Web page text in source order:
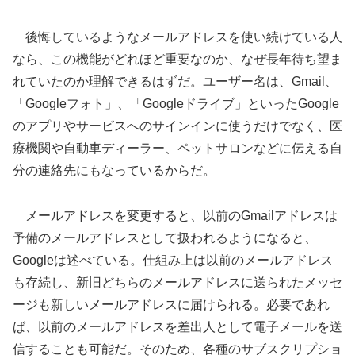
後悔しているようなメールアドレスを使い続けている人
なら、この機能がどれほど重要なのか、なぜ長年待ち望ま
れていたのか理解できるはずだ。ユーザー名は、Gmail、
「Googleフォト」、「Googleドライブ」といったGoogle
のアプリやサービスへのサインインに使うだけでなく、医
療機関や自動車ディーラー、ペットサロンなどに伝える自
分の連絡先にもなっているからだ。
メールアドレスを変更すると、以前のGmailアドレスは
予備のメールアドレスとして扱われるようになると、
Googleは述べている。仕組み上は以前のメールアドレス
も存続し、新旧どちらのメールアドレスに送られたメッセ
ージも新しいメールアドレスに届けられる。必要であれ
ば、以前のメールアドレスを差出人として電子メールを送
信することも可能だ。そのため、各種のサブスクリプショ